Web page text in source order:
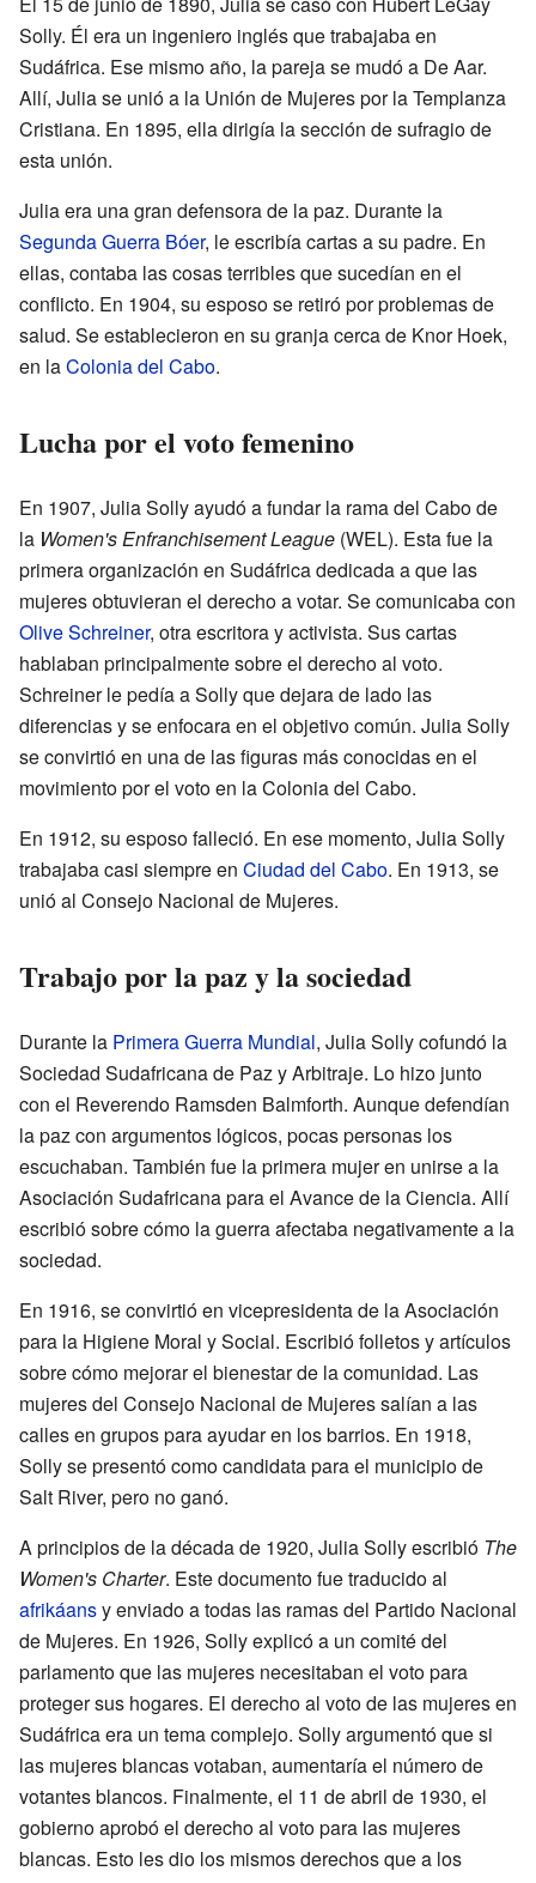
Solly. Él era un ingeniero inglés que trabajaba en
Sudáfrica. Ese mismo año, la pareja se mudó a De Aar.
Allí, Julia se unió a la Unión de Mujeres por la Templanza
Cristiana. En 1895, ella dirigía la sección de sufragio de
esta unión.
Julia era una gran defensora de la paz. Durante la
Segunda Guerra Bóer, le escribía cartas a su padre. En
ellas, contaba las cosas terribles que sucedían en el
conflicto. En 1904, su esposo se retiró por problemas de
salud. Se establecieron en su granja cerca de Knor Hoek,
en laColonia del Cabo.
Lucha por el voto femenino
En 1907, Julia Solly ayudó a fundar la rama del Cabo de
la Women's Enfranchisement League (WEL). Esta fue la
primera organización en Sudáfrica dedicada a que las
mujeres obtuvieran el derecho a votar. Se comunicaba con
Olive Schreiner, otra escritora y activista. Sus cartas
hablaban principalmente sobre el derecho al voto.
Schreiner le pedía a Solly que dejara de lado las
diferencias y se enfocara en el objetivo común. Julia Solly
se convirtió en una de las figuras más conocidas en el
movimiento por el voto en la Colonia del Cabo.
En 1912, su esposo falleció. En ese momento, Julia Solly
trabajaba casi siempre en Ciudad del Cabo. En 1913, se
unió al Consejo Nacional de Mujeres.
Trabajo por la paz y la sociedad
Durante la Primera Guerra Mundial, Julia Solly cofundó la
Sociedad Sudafricana de Paz y Arbitraje. Lo hizo junto
con el Reverendo Ramsden Balmforth. Aunque defendían
la paz con argumentos lógicos, pocas personas los
escuchaban. También fue la primera mujer en unirse a la
Asociación Sudafricana para el Avance de la Ciencia. Allí
escribió sobre cómo la guerra afectaba negativamente a la
sociedad.
En 1916, se convirtió en vicepresidenta de la Asociación
para la Higiene Moral y Social. Escribió folletos y artículos
sobre cómo mejorar el bienestar de la comunidad. Las
mujeres del Consejo Nacional de Mujeres salían a las
calles en grupos para ayudar en los barrios. En 1918,
Solly se presentó como candidata para el municipio de
Salt River, pero no ganó.
A principios de la década de 1920, Julia Solly escribió The
Women's Charter. Este documento fue traducido al
afrikáansy enviado a todas las ramas del Partido Nacional
de Mujeres. En 1926, Solly explicó a un comité del
parlamento que las mujeres necesitaban el voto para
proteger sus hogares. El derecho al voto de las mujeres en
Sudáfrica era un tema complejo. Solly argumentó que si
las mujeres blancas votaban, aumentaría el número de
votantes blancos. Finalmente, el 11 de abril de 1930, el
gobierno aprobó el derecho al voto para las mujeres
blancas. Esto les dio los mismos derechos que a los